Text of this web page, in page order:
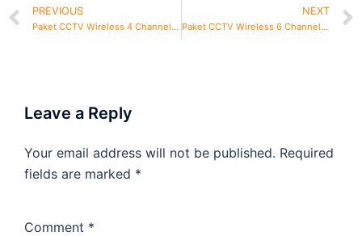
PREVIOUS
Paket CCTV Wireless 4 Channel Murah
NEXT
Paket CCTV Wireless 6 Channel Murah
Leave a Reply
Your email address will not be published. Required
fields are marked *
Comment *